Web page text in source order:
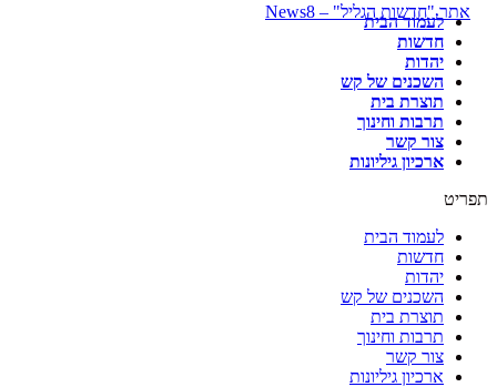
לעמוד הבית
חדשות
יהדות
השכנים של קש
תוצרת בית
תרבות וחינוך
צור קשר
ארכיון גיליונות
תפריט
לעמוד הבית
חדשות
יהדות
השכנים של קש
תוצרת בית
תרבות וחינוך
צור קשר
ארכיון גיליונות